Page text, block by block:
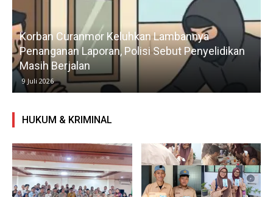
Praktisi Hukum Askun Kecam Dugaan
Penculikan Pengurus Karang Taruna Tamelang,
Desak Polisi Segera Tangkap Pelaku
26 Juni 2026
HUKUM & KRIMINAL